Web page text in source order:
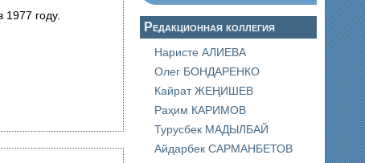
году.
Редакционная коллегия
Наристе АЛИЕВА
Олег БОНДАРЕНКО
Кайрат ЖЕҢИШЕВ
Раҳим КАРИМОВ
Турусбек МАДЫЛБАЙ
Айдарбек САРМАНБЕТОВ